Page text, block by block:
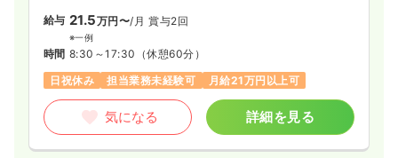
給与 21.5万円〜/月 賞与2回
※一例
時間 8:30～17:30 （休憩60分）
日祝休み
担当業務未経験可 月給21万円以上可
気になる 詳細を見る